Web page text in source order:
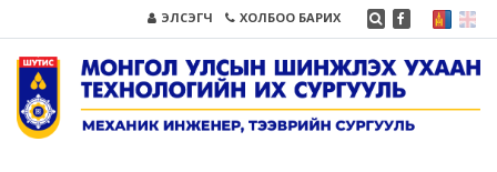
ЭЛСЭГЧ ХОЛБОО БАРИХ